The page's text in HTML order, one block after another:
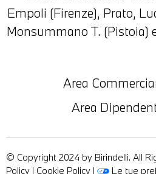
Empoli (Firenze), Prato,
Monsummano T. (Pistoia)
Area
Area
© Copyright 2024 by Birindelli. All
Policy | Cookie Policy | Le tue